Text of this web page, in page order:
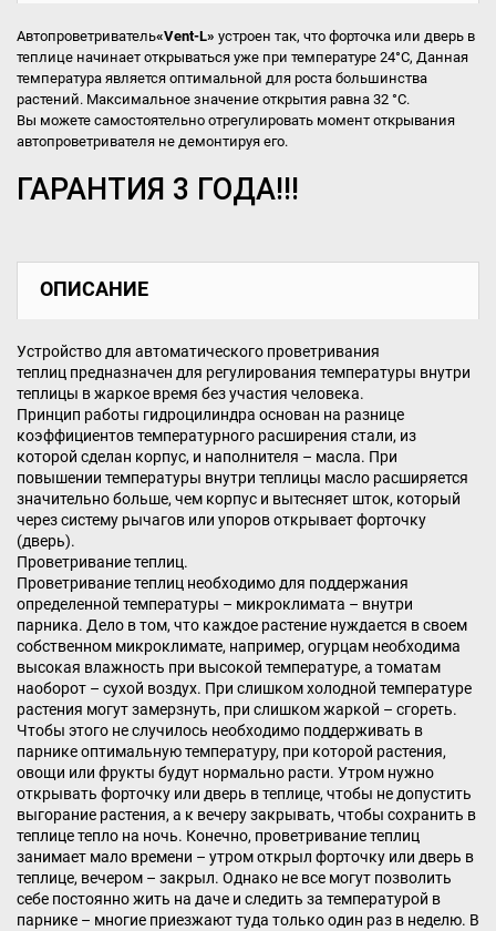
Автопроветриватель«Vent-L» устроен так, что форточка или дверь в
теплице начинает открываться уже при температуре 24°C, Данная
температура является оптимальной для роста большинства
растений. Максимальное значение открытия равна 32 °C.
Вы можете самостоятельно отрегулировать момент открывания
автопроветривателя не демонтируя его.
ГАРАНТИЯ 3 ГОДА!!!
ОПИСАНИЕ
Устройство для автоматического проветривания
теплиц предназначен для регулирования температуры внутри
теплицы в жаркое время без участия человека.
Принцип работы гидроцилиндра основан на разнице
коэффициентов температурного расширения стали, из
которой сделан корпус, и наполнителя – масла. При
повышении температуры внутри теплицы масло расширяется
значительно больше, чем корпус и вытесняет шток, который
через систему рычагов или упоров открывает форточку
(дверь).
Проветривание теплиц.
Проветривание теплиц необходимо для поддержания
определенной температуры – микроклимата – внутри
парника. Дело в том, что каждое растение нуждается в своем
собственном микроклимате, например, огурцам необходима
высокая влажность при высокой температуре, а томатам
наоборот – сухой воздух. При слишком холодной температуре
растения могут замерзнуть, при слишком жаркой – сгореть.
Чтобы этого не случилось необходимо поддерживать в
парнике оптимальную температуру, при которой растения,
овощи или фрукты будут нормально расти. Утром нужно
открывать форточку или дверь в теплице, чтобы не допустить
выгорание растения, а к вечеру закрывать, чтобы сохранить в
теплице тепло на ночь. Конечно, проветривание теплиц
занимает мало времени – утром открыл форточку или дверь в
теплице, вечером – закрыл. Однако не все могут позволить
себе постоянно жить на даче и следить за температурой в
парнике – многие приезжают туда только один раз в неделю. В